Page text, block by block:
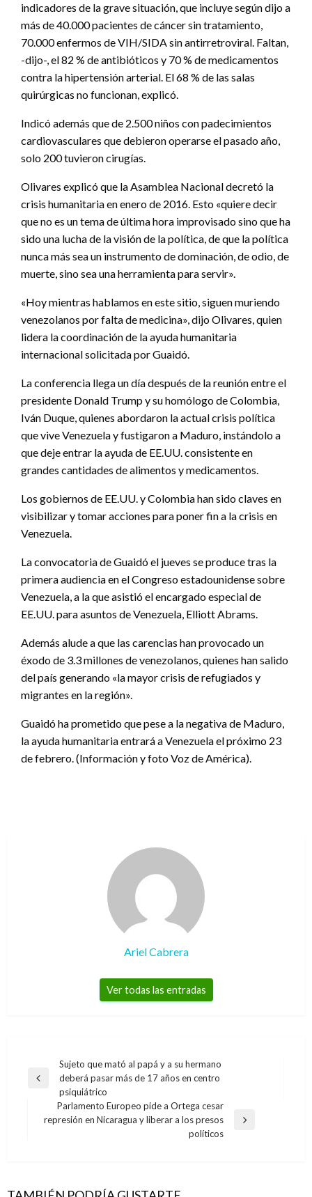
indicadores de la grave situación, que incluye según dijo a
más de 40.000 pacientes de cáncer sin tratamiento,
70.000 enfermos de VIH/SIDA sin antirretroviral. Faltan,
-dijo-, el 82 % de antibióticos y 70 % de medicamentos
contra la hipertensión arterial. El 68 % de las salas
quirúrgicas no funcionan, explicó.
Indicó además que de 2.500 niños con padecimientos
cardiovasculares que debieron operarse el pasado año,
solo 200 tuvieron cirugías.
Olivares explicó que la Asamblea Nacional decretó la
crisis humanitaria en enero de 2016. Esto «quiere decir
que no es un tema de última hora improvisado sino que ha
sido una lucha de la visión de la política, de que la política
nunca más sea un instrumento de dominación, de odio, de
muerte, sino sea una herramienta para servir».
«Hoy mientras hablamos en este sitio, siguen muriendo
venezolanos por falta de medicina», dijo Olivares, quien
lidera la coordinación de la ayuda humanitaria
internacional solicitada por Guaidó.
La conferencia llega un día después de la reunión entre el
presidente Donald Trump y su homólogo de Colombia,
Iván Duque, quienes abordaron la actual crisis política
que vive Venezuela y fustigaron a Maduro, instándolo a
que deje entrar la ayuda de EE.UU. consistente en
grandes cantidades de alimentos y medicamentos.
Los gobiernos de EE.UU. y Colombia han sido claves en
visibilizar y tomar acciones para poner fin a la crisis en
Venezuela.
La convocatoria de Guaidó el jueves se produce tras la
primera audiencia en el Congreso estadounidense sobre
Venezuela, a la que asistió el encargado especial de
EE.UU. para asuntos de Venezuela, Elliott Abrams.
Además alude a que las carencias han provocado un
éxodo de 3.3 millones de venezolanos, quienes han salido
del país generando «la mayor crisis de refugiados y
migrantes en la región».
Guaidó ha prometido que pese a la negativa de Maduro,
la ayuda humanitaria entrará a Venezuela el próximo 23
de febrero. (Información y foto Voz de América).
Ariel Cabrera
Ver todas las entradas
Navegación
de
entradas
Entrada
anterior
Sujeto que mató al papá y a su hermano
deberá pasar más de 17 años en centro
psiquiátrico
Entrada
Parlamento Europeo pide a Ortega cesar
represión en Nicaragua y liberar a los presos
políticos